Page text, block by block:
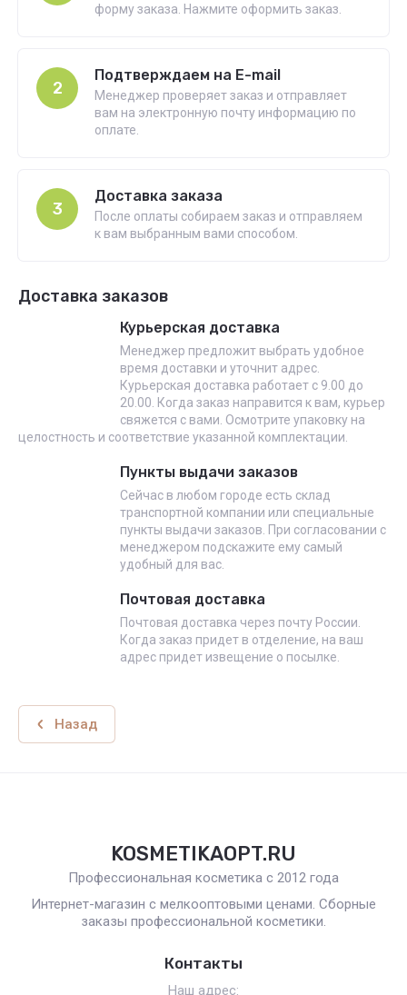
форму заказа. Нажмите оформить заказ.
2
Подтверждаем на E-mail
Менеджер проверяет заказ и отправляет
вам на электронную почту информацию по
оплате.
3
Доставка заказа
После оплаты собираем заказ и отправляем
к вам выбранным вами способом.
Доставка заказов
Курьерская доставка
Менеджер предложит выбрать удобное
время доставки и уточнит адрес.
Курьерская доставка работает с 9.00 до
20.00. Когда заказ направится к вам, курьер
свяжется с вами. Осмотрите упаковку на
целостность и соответствие указанной комплектации.
Пункты выдачи заказов
Сейчас в любом городе есть склад
транспортной компании или специальные
пункты выдачи заказов. При согласовании с
менеджером подскажите ему самый
удобный для вас.
Почтовая доставка
Почтовая доставка через почту России.
Когда заказ придет в отделение, на ваш
адрес придет извещение о посылке.
Назад
KOSMETIKAOPT.RU
Профессиональная косметика с 2012 года
Интернет-магазин с мелкооптовыми ценами. Сборные
заказы профессиональной косметики.
Контакты
Наш адрес: